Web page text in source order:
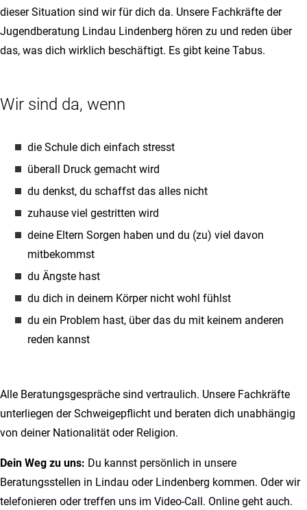
dieser Situation sind wir für dich da. Unsere Fachkräfte der
Jugendberatung Lindau Lindenberg hören zu und reden über
das, was dich wirklich beschäftigt. Es gibt keine Tabus.
Wir sind da, wenn
die Schule dich einfach stresst
überall Druck gemacht wird
du denkst, du schaffst das alles nicht
zuhause viel gestritten wird
deine Eltern Sorgen haben und du (zu) viel davon
mitbekommst
du Ängste hast
du dich in deinem Körper nicht wohl fühlst
du ein Problem hast, über das du mit keinem anderen
reden kannst
Alle Beratungsgespräche sind vertraulich. Unsere Fachkräfte
unterliegen der Schweigepflicht und beraten dich unabhängig
von deiner Nationalität oder Religion.
Dein Weg zu uns: Du kannst persönlich in unsere
Beratungsstellen in Lindau oder Lindenberg kommen. Oder wir
telefonieren oder treffen uns im Video-Call. Online geht auch.